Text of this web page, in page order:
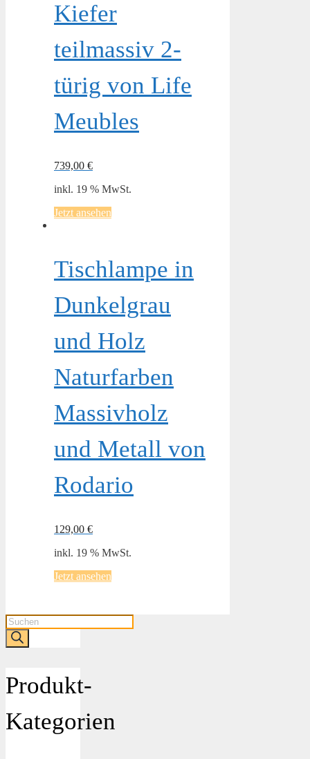
Kiefer
teilmassiv 2-
türig von Life
Meubles
739,00 €
inkl. 19 % MwSt.
Jetzt ansehen
Tischlampe in
Dunkelgrau
und Holz
Naturfarben
Massivholz
und Metall von
Rodario
129,00 €
inkl. 19 % MwSt.
Jetzt ansehen
Products
search
Produkt-
Kategorien